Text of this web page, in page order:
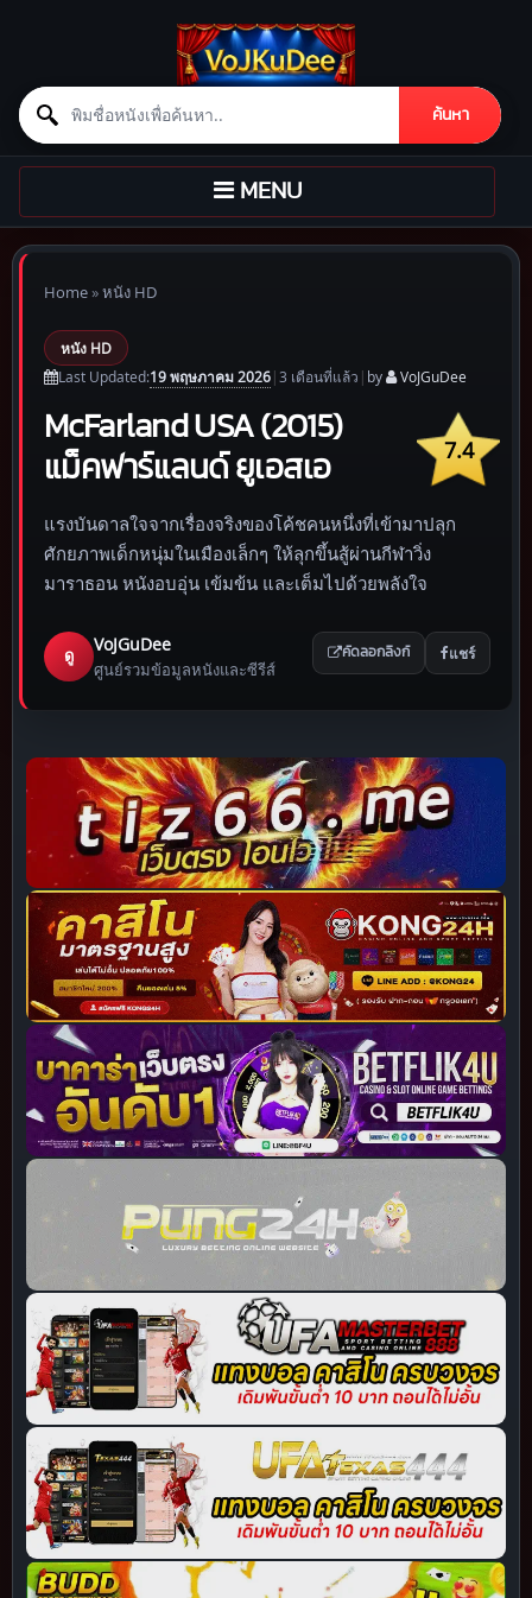
Search for:
ค้นหา
Skip to content
TOGGLE
NAVIGATION
MENU
Home»หนัง HD
หนัง HD
Last Updated:19 พฤษภาคม 2026|3 เดือนที่แล้ว | by VoJGuDee
7.4
McFarland USA (2015)
แม็คฟาร์แลนด์ ยูเอสเอ
แรงบันดาลใจจากเรื่องจริงของโค้ชคนหนึ่งที่เข้ามาปลุก
ศักยภาพเด็กหนุ่มในเมืองเล็กๆ ให้ลุกขึ้นสู้ผ่านกีฬาวิ่ง
มาราธอน หนังอบอุ่น เข้มข้น และเต็มไปด้วยพลังใจ
ดู
VoJGuDee
ศูนย์รวมข้อมูลหนังและซีรีส์
คัดลอกลิงก์ แชร์